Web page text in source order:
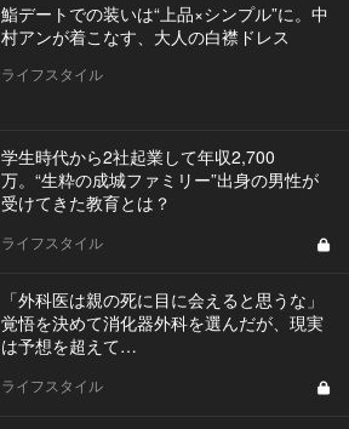
鮨デートでの装いは“上品×シンプル”に。中
村アンが着こなす、大人の白襟ドレス
ライフスタイル
学生時代から2社起業して年収2,700
万。“生粋の成城ファミリー”出身の男性が
受けてきた教育とは？
ライフスタイル
「外科医は親の死に目に会えると思うな」
覚悟を決めて消化器外科を選んだが、現実
は予想を超えて…
ライフスタイル